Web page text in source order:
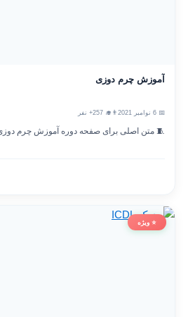
آموزش چرم دوزی
👨‍🎓 257+ نفر
🧵 متن اصلی برای صفحه دوره آموزش چرم دوزی
⭐ ویژه